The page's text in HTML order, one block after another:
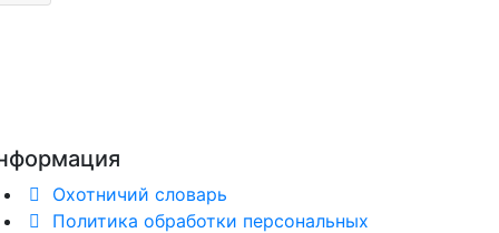
Охотничий словарь
Политика обработки персональных